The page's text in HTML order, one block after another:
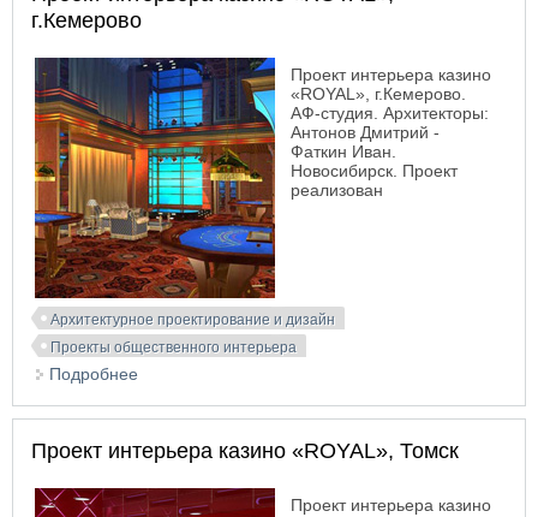
г.Кемерово
Проект интерьера казино
«ROYAL», г.Кемерово.
АФ-студия. Архитекторы:
Антонов Дмитрий -
Фаткин Иван.
Новосибирск. Проект
реализован
Архитектурное проектирование и дизайн
Проекты общественного интерьера
Подробнее
Проект интерьера казино «ROYAL», Томск
Проект интерьера казино